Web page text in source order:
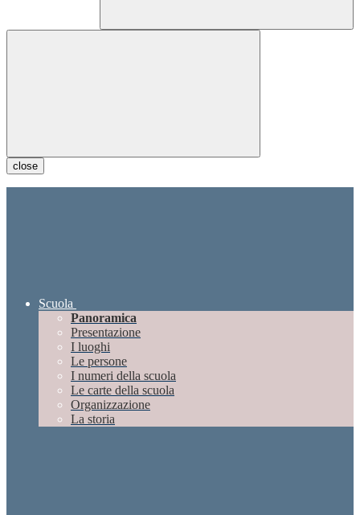
close
Scuola
Panoramica
Presentazione
I luoghi
Le persone
I numeri della scuola
Le carte della scuola
Organizzazione
La storia